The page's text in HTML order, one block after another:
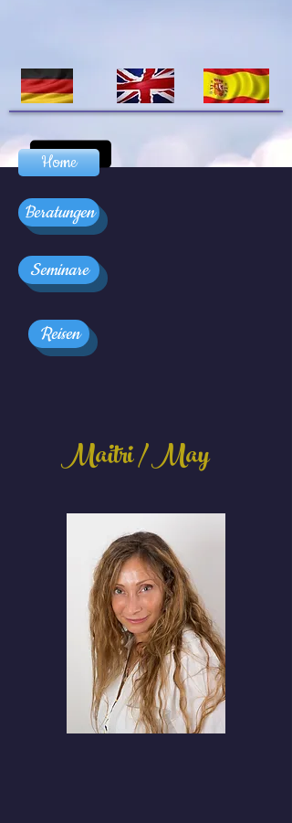
Maitri / May
Home
Beratungen
Reisen
Seminare